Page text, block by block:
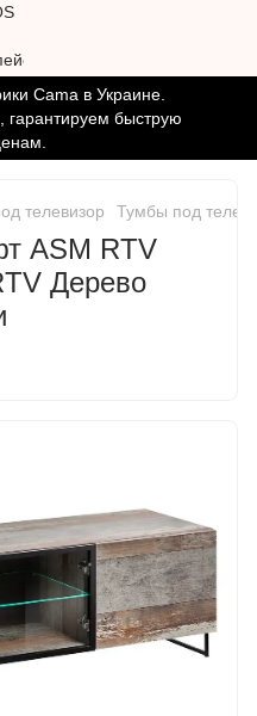
Cama в Украине.
гарантируем быструю
телевизор Тумбы под
ASM RTV
Дерево